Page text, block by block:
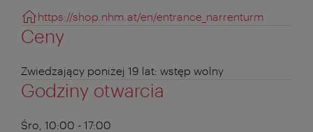
https://shop.nhm.at/en/entrance_narrenturm
Ceny
Zwiedzający poniżej 19 lat: wstęp wolny
Godziny otwarcia
Śro, 10:00 - 17:00